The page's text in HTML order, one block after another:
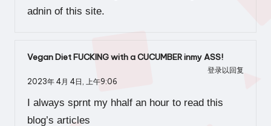
adnin of this site.
Vegan Diet FUCKING with a CUCUMBER inmy ASS!
登录以回复
2023年 4月 4日,
上午9:06
I always sprnt my hhalf an hour to read this
blog’s articles